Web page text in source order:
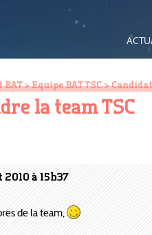
BAT>Equipe BAT TSC>
la team TSC
à 15h37
de la team,